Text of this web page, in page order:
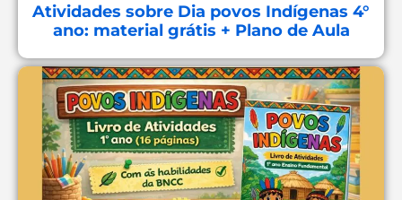
Atividades sobre Dia povos Indígenas 4°
ano: material grátis + Plano de Aula